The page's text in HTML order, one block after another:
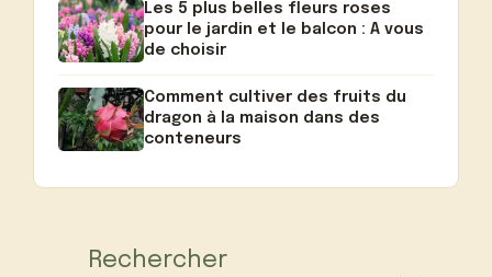
Les 5 plus belles fleurs roses
pour le jardin et le balcon : A vous
de choisir
Comment cultiver des fruits du
dragon à la maison dans des
conteneurs
Rechercher